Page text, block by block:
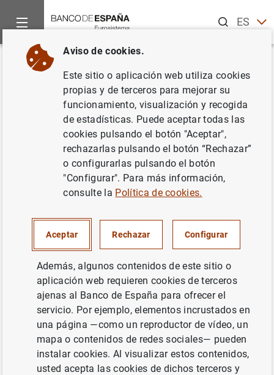
ESEN
Inicio Noticias y eventos
Volver
Estadísticas de emisiones de
valores de la zona del euro:
Julio 2012
SITUACIÓN ECONÓMICA
Estadísticas de emisiones de valores de la
zona del euro: Julio 2012 (423
Siguiente
Aviso de cookies.
Este sitio o aplicación web utiliza cookies
propias y de terceros para mejorar su
funcionamiento, visualización y recogida
de estadísticas. Puede aceptar todas las
cookies pulsando el botón "Aceptar",
rechazarlas pulsando el botón “Rechazar”
o configurarlas pulsando el botón
"Configurar". Para más información,
consulte la Política de cookies.
Aceptar Rechazar Configurar
Además, algunos contenidos de este sitio o
aplicación web requieren cookies de terceros
ajenas al Banco de España para ofrecer el
servicio. Por ejemplo, elementos incrustados en
una página —como un reproductor de vídeo, un
mapa o contenidos de redes sociales— pueden
instalar cookies. Al visualizar estos contenidos,
usted acepta las cookies de dichos terceros y